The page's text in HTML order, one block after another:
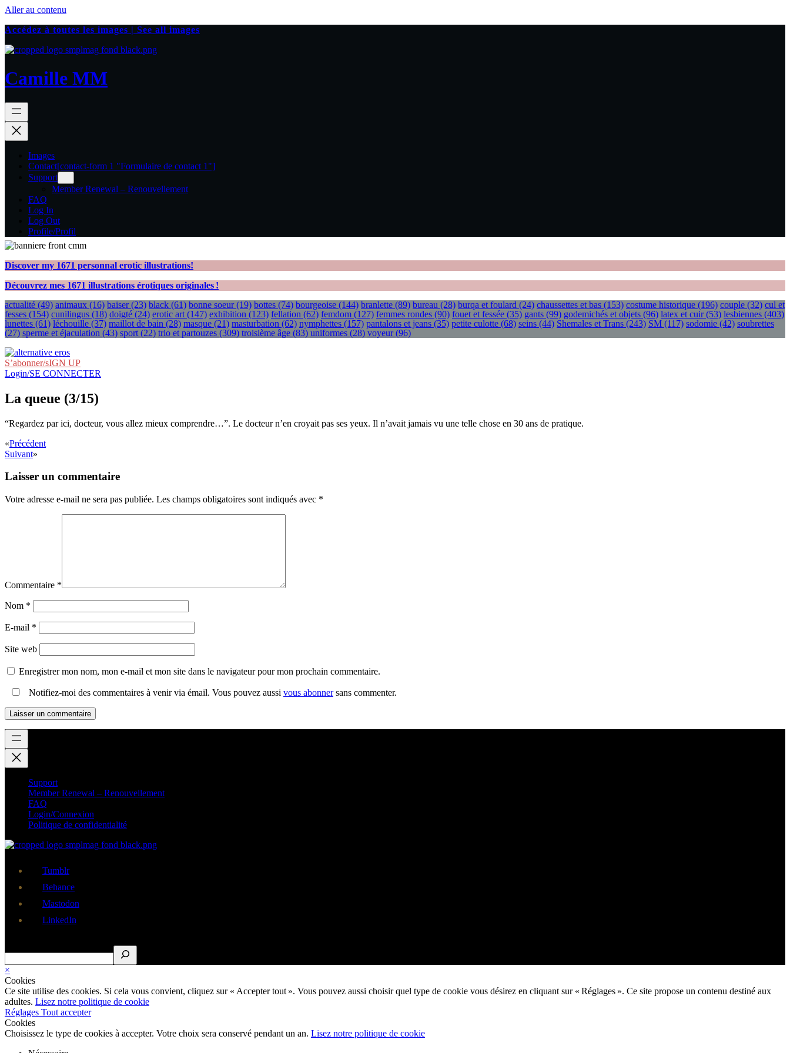
Aller au contenu
Accédez à toutes les images | See all images
Camille MM
Images
Contact[contact-form 1 "Formulaire de contact 1"]
Support
Member Renewal – Renouvellement
FAQ
Log In
Log Out
Profile/Profil
Discover my 1671 personnal erotic illustrations!
Découvrez mes 1671 illustrations érotiques originales !
actualité (49) animaux (16) baiser(23) black (61) bonne soeur(19) bottes (74) bourgeoise (144) branlette (89) bureau (28) burqa et foulard (24) chaussettes et bas (153) costume historique (196) couple (32) cul et
fesses (154) cunilingus (18) doigté (24) erotic art (147) exhibition (123) fellation (62) femdom (127) femmes rondes (90) fouet et fessée (35) gants (99) godemichés et objets (96) latex et cuir(53) lesbiennes (403)
lunettes (61) léchouille (37) maillot de bain (28) masque (21) masturbation (62) nymphettes (157) pantalons et jeans (35) petite culotte (68) seins (44) Shemales et Trans (243) SM (117) sodomie (42) soubrettes
(27) sperme et éjaculation (43) sport (22) trio et partouzes (309) troisième âge (83) uniformes (28) voyeur(96)
S’abonner/sIGN UP
Login/SE CONNECTER
La queue (3/15)
“Regardez par ici, docteur, vous allez mieux comprendre…”. Le docteur n’en croyait pas ses yeux. Il n’avait jamais vu une telle chose en 30 ans de pratique.
«Précédent
Suivant»
Laisser un commentaire
Votre adresse e-mail ne sera pas publiée. Les champs obligatoires sont indiqués avec *
Commentaire *
Nom *
E-mail *
Site web
Enregistrer mon nom, mon e-mail et mon site dans le navigateur pour mon prochain commentaire.
Notifiez-moi des commentaires à venir via émail. Vous pouvez aussi vous abonnersans commenter.
Support
Member Renewal – Renouvellement
FAQ
Login/Connexion
Politique de confidentialité
Tumblr
Behance
Mastodon
LinkedIn
×
Cookies
Ce site utilise des cookies. Si cela vous convient, cliquez sur « Accepter tout ». Vous pouvez aussi choisir quel type de cookie vous désirez en cliquant sur « Réglages ». Ce site propose un contenu destiné aux
adultes. Lisez notre politique de cookie
Réglages Tout accepter
Cookies
Choisissez le type de cookies à accepter. Votre choix sera conservé pendant un an. Lisez notre politique de cookie